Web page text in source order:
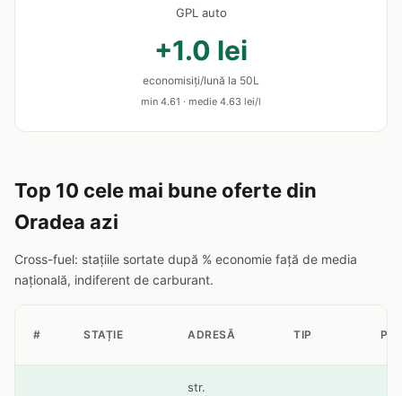
GPL auto
+1.0 lei
economisiți/lună la 50L
min 4.61 · medie 4.63 lei/l
Top 10 cele mai bune oferte din
Oradea azi
Cross-fuel: stațiile sortate după % economie față de media
națională, indiferent de carburant.
# STAȚIE ADRESĂ TIP
str.